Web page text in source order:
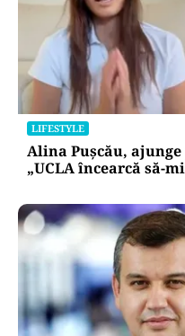
LIFESTYLE
Alina Pușcău,
„UCLA încearcă să-